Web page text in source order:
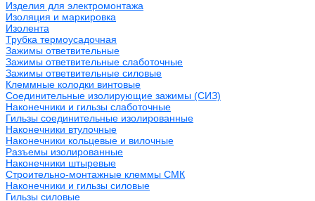
Изделия для электромонтажа
Изоляция и маркировка
Изолента
Трубка термоусадочная
Зажимы ответвительные
Зажимы ответвительные слаботочные
Зажимы ответвительные силовые
Клеммные колодки винтовые
Соединительные изолирующие зажимы (СИЗ)
Наконечники и гильзы слаботочные
Гильзы соединительные изолированные
Наконечники втулочные
Наконечники кольцевые и вилочные
Разъемы изолированные
Наконечники штыревые
Строительно-монтажные клеммы СМК
Наконечники и гильзы силовые
Гильзы силовые